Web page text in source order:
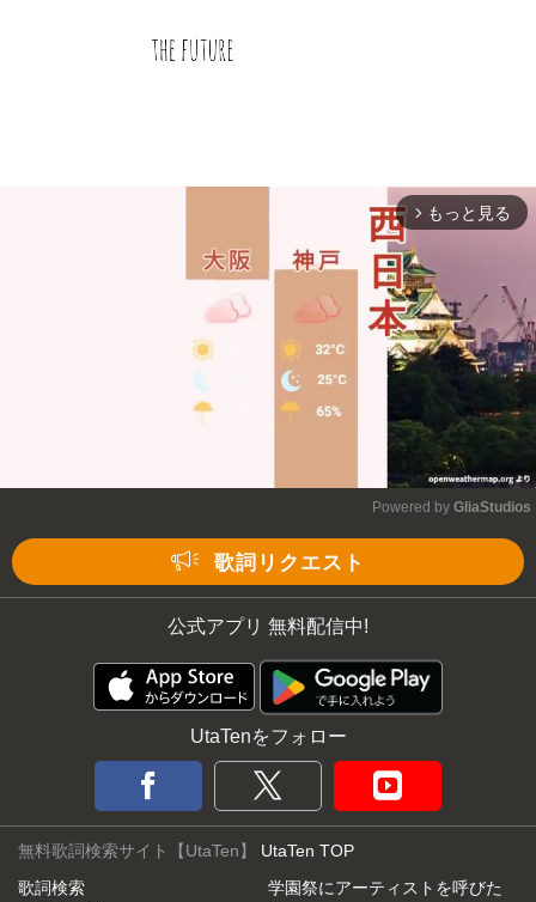
arrow_forward_ios もっと見る
Powered by GliaStudios
歌詞リクエスト
公式アプリ 無料配信中!
UtaTenをフォロー
無料歌詞検索サイト【UtaTen】 UtaTen TOP
歌詞検索
学園祭にアーティストを呼びた